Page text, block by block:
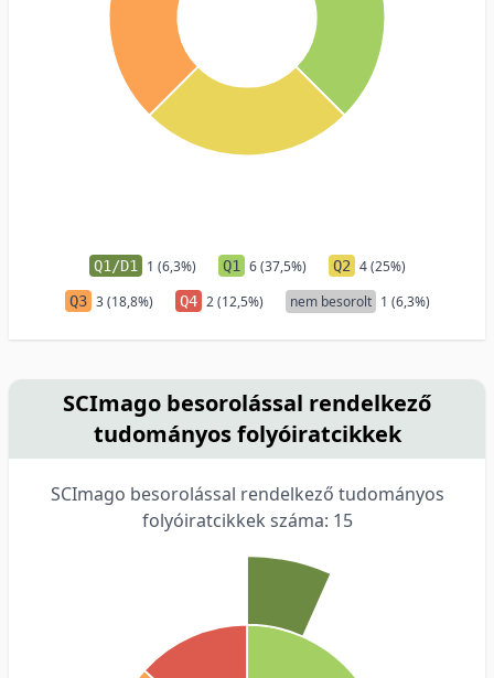
Q1/D1 1 (6,3%) Q1 6 (37,5%) Q2 4 (25%)
Q3 3 (18,8%) Q4 2 (12,5%) nem besorolt 1 (6,3%)
SCImago besorolással rendelkező
tudományos folyóiratcikkek
SCImago besorolással rendelkező tudományos
folyóiratcikkek száma: 15